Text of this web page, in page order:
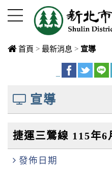
進入內容區塊
首頁 > 最新消息 > 宣導
宣導
捷運三鶯線 115年6
發佈日期